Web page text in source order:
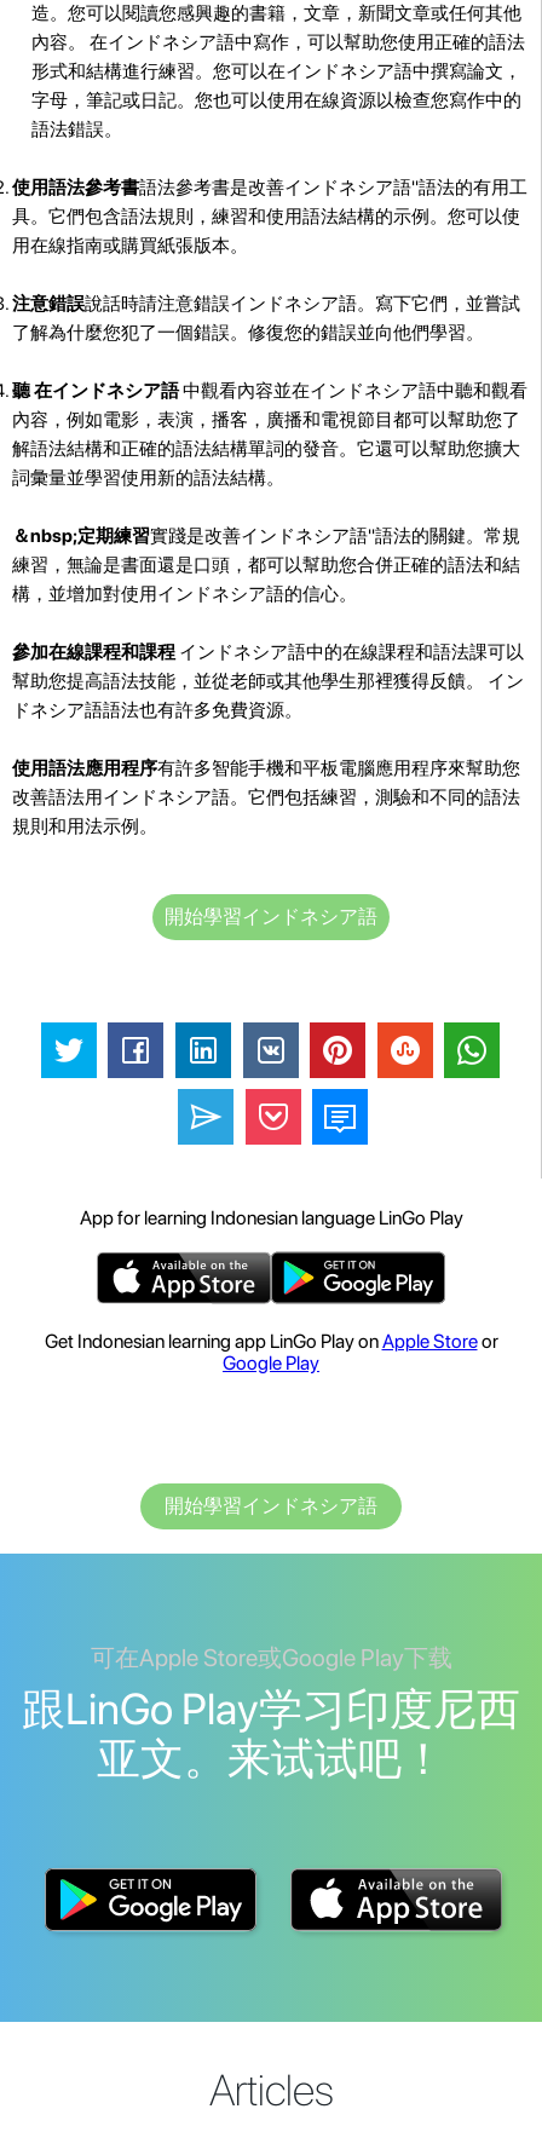
造。您可以閱讀您感興趣的書籍，文章，新聞文章或任何其他
內容。 在インドネシア語中寫作，可以幫助您使用正確的語法
形式和結構進行練習。您可以在インドネシア語中撰寫論文，
字母，筆記或日記。您也可以使用在線資源以檢查您寫作中的
語法錯誤。
使用語法參考書語法參考書是改善インドネシア語''語法的有用工
具。它們包含語法規則，練習和使用語法結構的示例。您可以使
用在線指南或購買紙張版本。
注意錯誤說話時請注意錯誤インドネシア語。寫下它們，並嘗試
了解為什麼您犯了一個錯誤。修復您的錯誤並向他們學習。
聽 在インドネシア語中觀看內容並在インドネシア語中聽和觀看
內容，例如電影，表演，播客，廣播和電視節目都可以幫助您了
解語法結構和正確的語法結構單詞的發音。它還可以幫助您擴大
詞彙量並學習使用新的語法結構。
＆nbsp;定期練習實踐是改善インドネシア語''語法的關鍵。常規
練習，無論是書面還是口頭，都可以幫助您合併正確的語法和結
構，並增加對使用インドネシア語的信心。
參加在線課程和課程 インドネシア語中的在線課程和語法課可以
幫助您提高語法技能，並從老師或其他學生那裡獲得反饋。 イン
ドネシア語語法也有許多免費資源。
使用語法應用程序有許多智能手機和平板電腦應用程序來幫助您
改善語法用インドネシア語。它們包括練習，測驗和不同的語法
規則和用法示例。
開始學習インドネシア語
App for learning Indonesian language LinGo Play
Get Indonesian learning app LinGo Play onApple Storeor
Google Play
開始學習インドネシア語
可在Apple Store或Google Play下载
跟LinGo Play学习印度尼西
亚文。来试试吧！
Articles